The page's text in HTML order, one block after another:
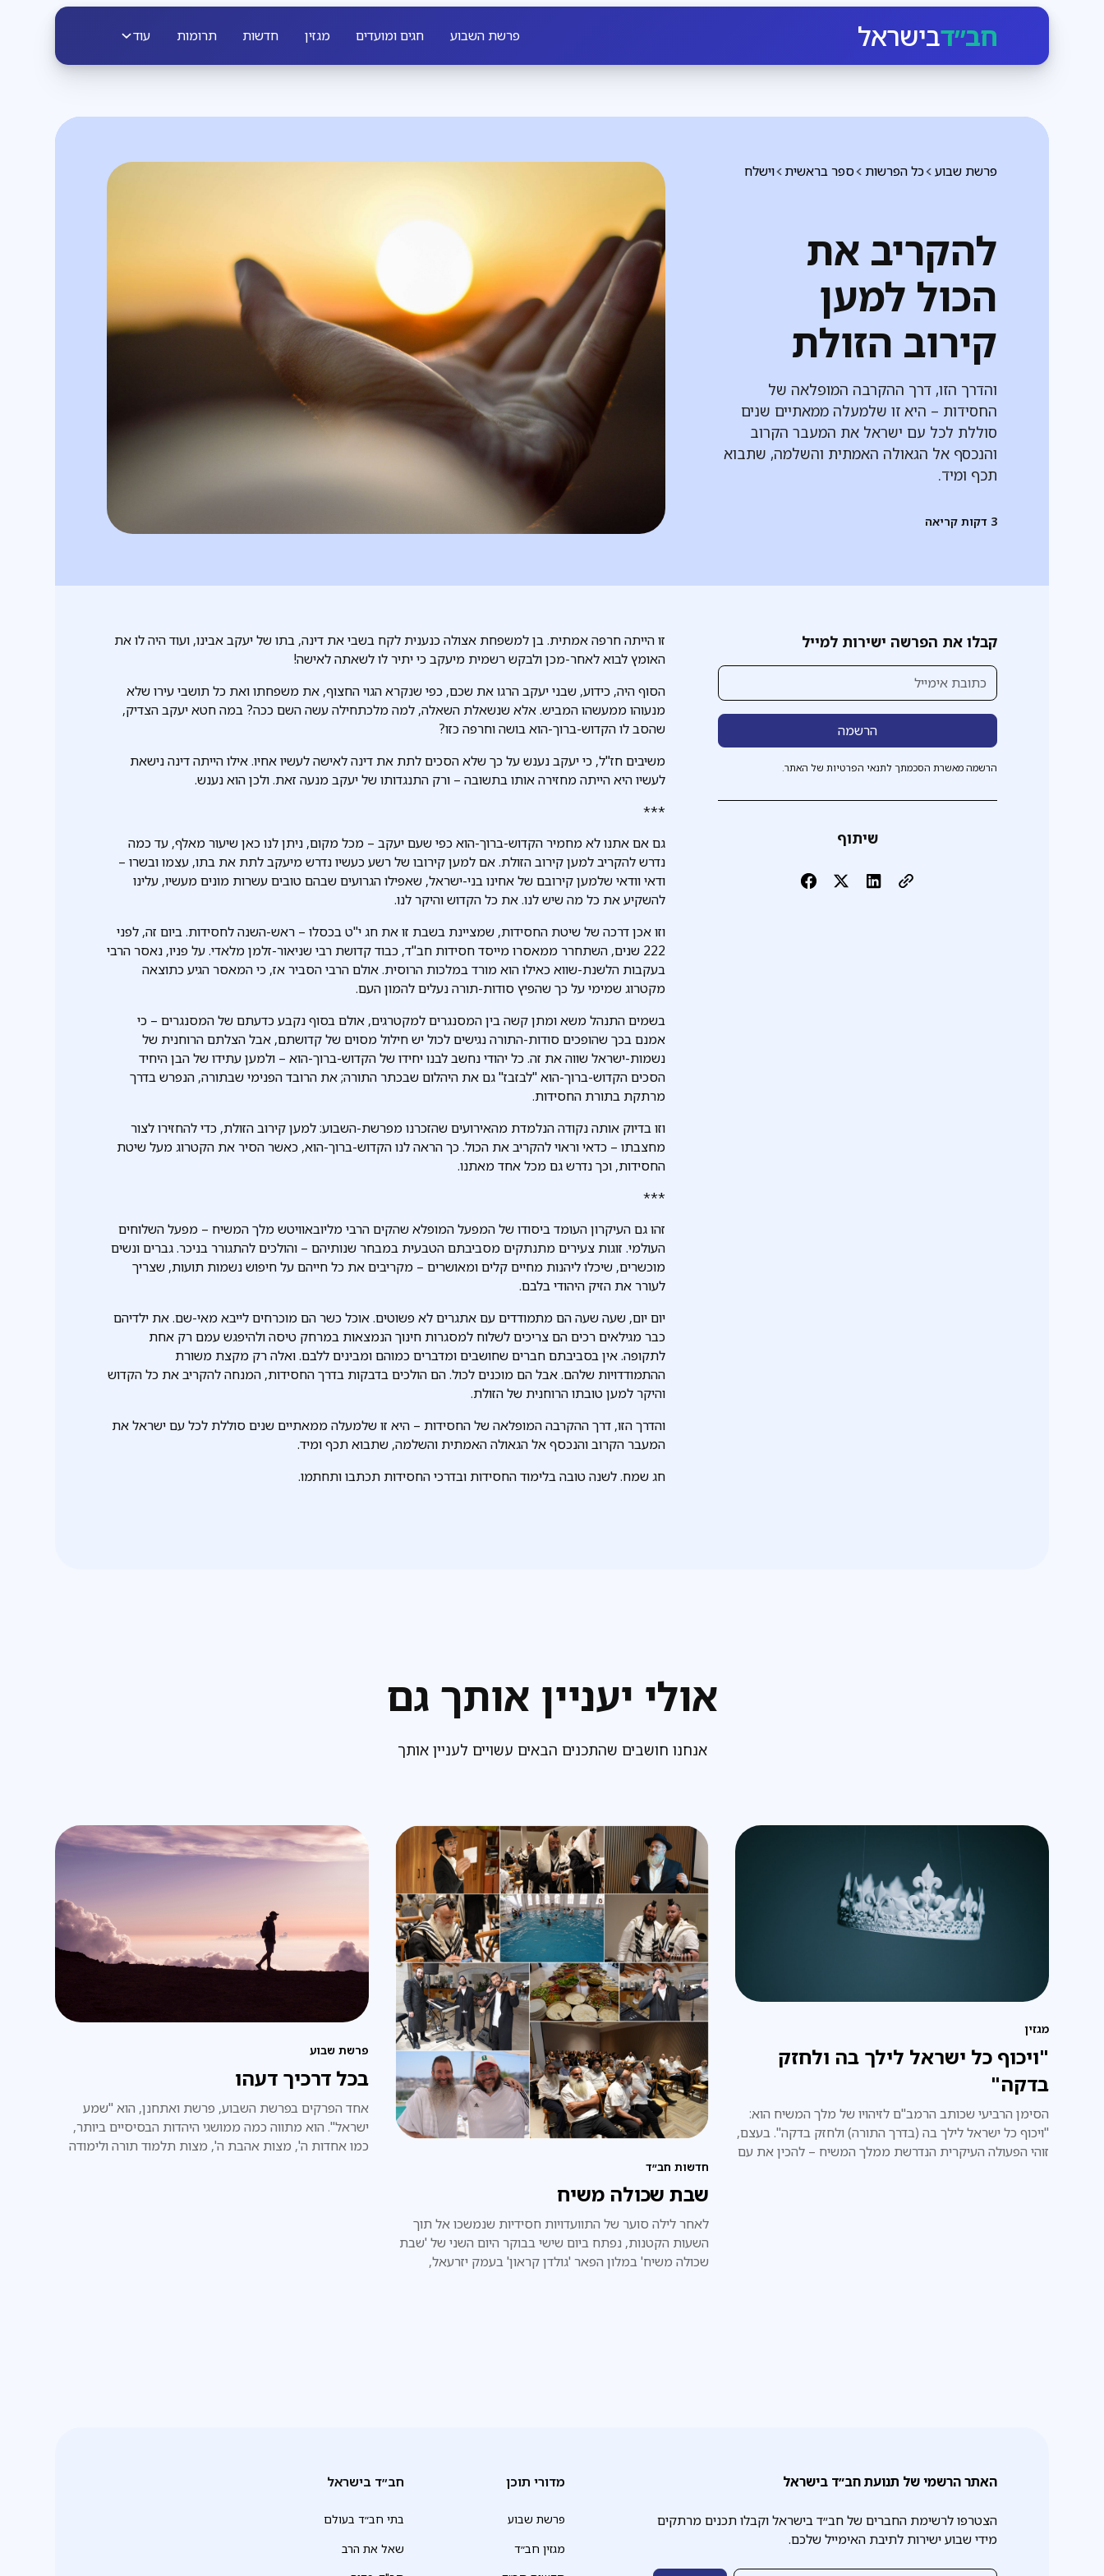
חב״דבישראל פרשת השבוע חגים ומועדים מגזין חדשות תרומות עוד
וישלח ספר בראשית כל הפרשות פרשת שבוע
להקריב את
הכול למען
קירוב הזולת
והדרך הזו, דרך ההקרבה המופלאה של
החסידות – היא זו שלמעלה ממאתיים שנים
סוללת לכל עם ישראל את המעבר הקרוב
והנכסף אל הגאולה האמתית והשלמה, שתבוא
תכף ומיד.
3 דקות קריאה
קבלו את הפרשה ישירות למייל
הרשמה מאשרת הסכמתך לתנאי הפרטיות של האתר.
שיתוף
זו הייתה חרפה אמתית. בן למשפחת אצולה כנענית לקח בשבי את דינה, בתו של יעקב אבינו, ועוד היה לו את
האומץ לבוא לאחר-מכן ולבקש רשמית מיעקב כי יתיר לו לשאתה לאישה!
הסוף היה, כידוע, שבני יעקב הרגו את שכם, כפי שנקרא הגוי החצוף, את משפחתו ואת כל תושבי עירו שלא
מנעוהו ממעשהו המביש. אלא שנשאלת השאלה, למה מלכתחילה עשה השם ככה? במה חטא יעקב הצדיק,
שהסב לו הקדוש-ברוך-הוא בושה וחרפה כזו?
משיבים חז"ל, כי יעקב נענש על כך שלא הסכים לתת את דינה לאישה לעשיו אחיו. אילו הייתה דינה נישאת
לעשיו היא הייתה מחזירה אותו בתשובה – ורק התנגדותו של יעקב מנעה זאת. ולכן הוא נענש.
***
גם אם אתנו לא מחמיר הקדוש-ברוך-הוא כפי שעם יעקב – מכל מקום, ניתן לנו כאן שיעור מאלף, עד כמה
נדרש להקריב למען קירוב הזולת. אם למען קירובו של רשע כעשיו נדרש מיעקב לתת את בתו, עצמו ובשרו –
ודאי וודאי שלמען קירובם של אחינו בני-ישראל, שאפילו הגרועים שבהם טובים עשרות מונים מעשיו, עלינו
להשקיע את כל מה שיש לנו. את כל הקדוש והיקר לנו.
וזו אכן דרכה של שיטת החסידות, שמציינת בשבת זו את חג י"ט בכסלו – ראש-השנה לחסידות. ביום זה, לפני
222 שנים, השתחרר ממאסרו מייסד חסידות חב"ד, כבוד קדושת רבי שניאור-זלמן מלאדי. על פניו, נאסר הרבי
בעקבות הלשנת-שווא כאילו הוא מורד במלכות הרוסית. אולם הרבי הסביר אז, כי המאסר הגיע כתוצאה
מקטרוג שמימי על כך שהפיץ סודות-תורה נעלים להמון העם.
בשמים התנהל משא ומתן קשה בין המסנגרים למקטרגים, אולם בסוף נקבע כדעתם של המסנגרים – כי
אמנם בכך שהופכים סודות-התורה נגישים לכול יש חילול מסוים של קדושתם, אבל הצלתם הרוחנית של
נשמות-ישראל שווה את זה. כל יהודי נחשב לבנו יחידו של הקדוש-ברוך-הוא – ולמען עתידו של הבן היחיד
הסכים הקדוש-ברוך-הוא "לבזבז" גם את היהלום שבכתר התורה; את הרובד הפנימי שבתורה, הנפרש בדרך
מרתקת בתורת החסידות.
וזו בדיוק אותה נקודה הנלמדת מהאירועים שהזכרנו מפרשת-השבוע: למען קירוב הזולת, כדי להחזירו לצור
מחצבתו – כדאי וראוי להקריב את הכול. כך הראה לנו הקדוש-ברוך-הוא, כאשר הסיר את הקטרוג מעל שיטת
החסידות, וכך נדרש גם מכל אחד מאתנו.
***
זהו גם העיקרון העומד ביסודו של המפעל המופלא שהקים הרבי מליובאוויטש מלך המשיח – מפעל השלוחים
העולמי. זוגות צעירים מתנתקים מסביבתם הטבעית במבחר שנותיהם – והולכים להתגורר בניכר. גברים ונשים
מוכשרים, שיכלו ליהנות מחיים קלים ומאושרים – מקריבים את כל חייהם על חיפוש נשמות תועות, שצריך
לעורר את הזיק היהודי בלבם.
יום יום, שעה שעה הם מתמודדים עם אתגרים לא פשוטים. אוכל כשר הם מוכרחים לייבא מאי-שם. את ילדיהם
כבר מגילאים רכים הם צריכים לשלוח למסגרות חינוך הנמצאות במרחק טיסה ולהיפגש עמם רק אחת
לתקופה. אין בסביבתם חברים שחושבים ומדברים כמוהם ומבינים ללבם. ואלה רק מקצת משורת
ההתמודדויות שלהם. אבל הם מוכנים לכול. הם הולכים בדבקות בדרך החסידות, המנחה להקריב את כל הקדוש
והיקר למען טובתו הרוחנית של הזולת.
והדרך הזו, דרך ההקרבה המופלאה של החסידות – היא זו שלמעלה ממאתיים שנים סוללת לכל עם ישראל את
המעבר הקרוב והנכסף אל הגאולה האמתית והשלמה, שתבוא תכף ומיד.
חג שמח. לשנה טובה בלימוד החסידות ובדרכי החסידות תכתבו ותחתמו.
אולי יעניין אותך גם
אנחנו חושבים שהתכנים הבאים עשויים לעניין אותך
מגזין
"ויכוף כל ישראל לילך בה ולחזק
בדקה"
הסימן הרביעי שכותב הרמב"ם לזיהויו של מלך המשיח הוא:
"ויכוף כל ישראל לילך בה (בדרך התורה) ולחזק בדקה". בעצם,
זוהי הפעולה העיקרית הנדרשת ממלך המשיח – להכין את עם
חדשות חב״ד
שבת שכולה משיח
לאחר לילה סוער של התוועדויות חסידיות שנמשכו אל תוך
השעות הקטנות, נפתח ביום שישי בבוקר היום השני של 'שבת
שכולה משיח' במלון הפאר 'גולדן קראון' בעמק יזרעאל,
פרשת שבוע
בכל דרכיך דעהו
אחד הפרקים בפרשת השבוע, פרשת ואתחנן, הוא "שמע
ישראל". הוא מתווה כמה ממושגי היהדות הבסיסיים ביותר,
כמו אחדות ה', מצות אהבת ה', מצות תלמוד תורה ולימודה
האתר הרשמי של תנועת חב״ד בישראל
הצטרפו לרשימת החברים של חב״ד בישראל וקבלו תכנים מרתקים
מידי שבוע ישירות לתיבת האימייל שלכם.
מדורי תוכן
פרשת שבוע
מגזין חב״ד
חב״ד בישראל
בתי חב״ד בעולם
שאל את הרב